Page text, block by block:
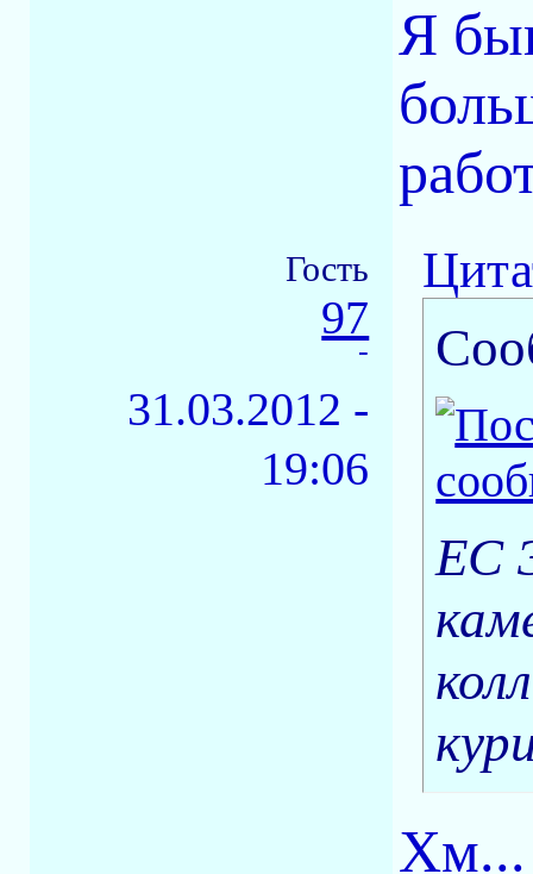
Я
Гость
97
-
31.03.2012 -
19:06
ЕС
Хм...